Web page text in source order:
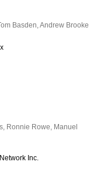
Basden,Andrew Brooke
, Ronnie Rowe, Manuel
Inc.